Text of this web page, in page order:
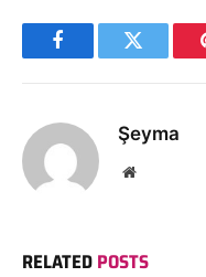
FacebookTwitter
Şeyma
Website
RELATEDPOSTS